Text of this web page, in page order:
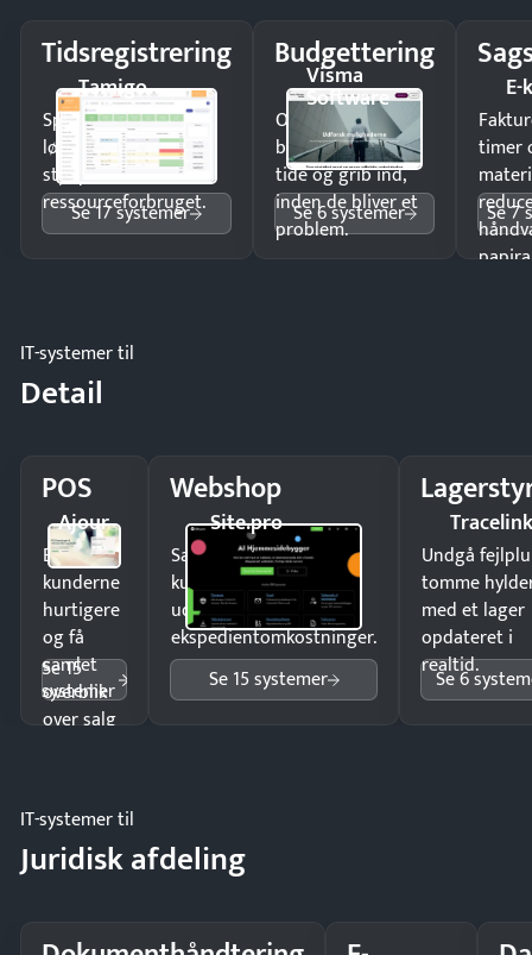
Tidsregistrering
Tamigo
Spar tid på
lønberegning og få
styr på
ressourceforbruget.
Se 17 systemer
Budgettering
Visma
Software
Opdag
budgetafvigelser i
tide og grib ind,
inden de bliver et
problem.
Se 6 systemer
timer
Se 7
IT-systemer til
Detail
POS
Ajour
Ekspedér
kunderne
hurtigere
og få
samlet
overblik
over salg
Se 15
systemer
Webshop
Site.pro
Sælg produkter 24/7 til
kunder i hele landet
uden
ekspedientomkostninger.
Se 15 systemer
Undgå
tomme
med et lager
opdateret i
realtid.
Se 6
IT-systemer til
Juridisk afdeling